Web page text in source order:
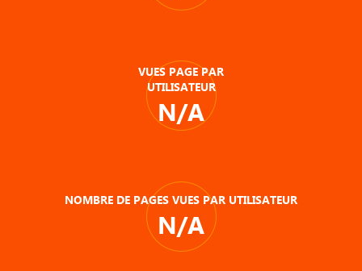
VUES PAGE PAR
UTILISATEUR
N/A
NOMBRE DE PAGES VUES PAR UTILISATEUR
N/A